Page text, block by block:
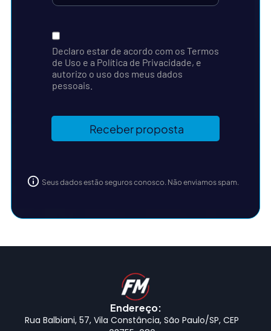
Declaro estar de acordo com os Termos
de Uso e a Política de Privacidade, e
autorizo o uso dos meus dados
pessoais.
Seus dados estão seguros conosco. Não enviamos spam.
Endereço:
Rua Balbiani, 57, Vila Constância, São Paulo/SP, CEP